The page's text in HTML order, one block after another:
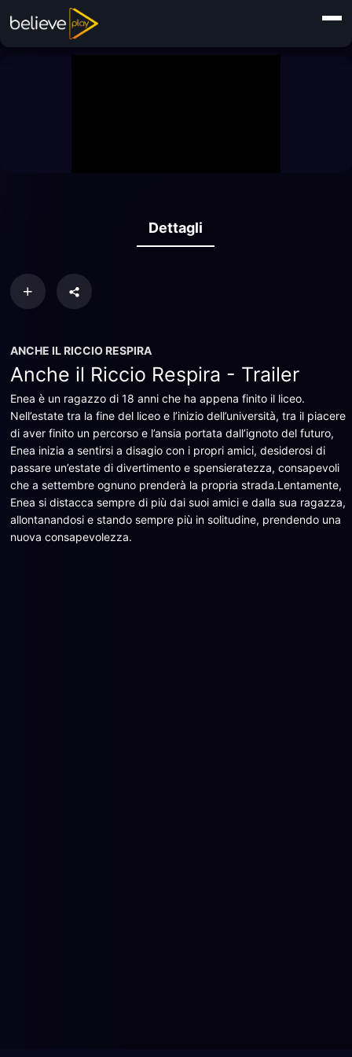
Dettagli
ANCHE IL RICCIO RESPIRA
Anche il Riccio Respira - Trailer
Enea è un ragazzo di 18 anni che ha appena finito il liceo.
Nell’estate tra la fine del liceo e l’inizio dell’università, tra il piacere
di aver finito un percorso e l’ansia portata dall’ignoto del futuro,
Enea inizia a sentirsi a disagio con i propri amici, desiderosi di
passare un’estate di divertimento e spensieratezza, consapevoli
che a settembre ognuno prenderà la propria strada.Lentamente,
Enea si distacca sempre di più dai suoi amici e dalla sua ragazza,
allontanandosi e stando sempre più in solitudine, prendendo una
nuova consapevolezza.